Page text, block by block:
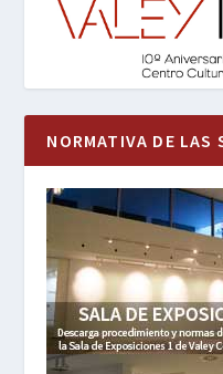
NORMATIVA DE LAS